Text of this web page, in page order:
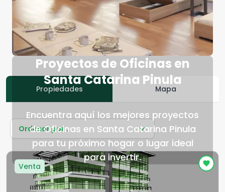
Proyectos de Oficinas en
Santa Catarina Pinula
Encuentra aquí los mejores proyectos
de Oficinas en Santa Catarina Pinula
para tu próximo hogar o lugar ideal
para invertir.
Propiedades Mapa
Ordenar por...
Venta